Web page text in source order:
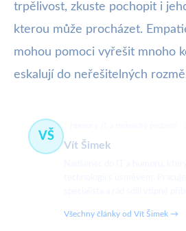
trpělivost, zkuste pochopit i
kterou může procházet.
mohou pomoci vyřešit mnoho
eskalují do neřešitelných
VŠ
Vít Šimek
Všechny články od Vít Šimek →